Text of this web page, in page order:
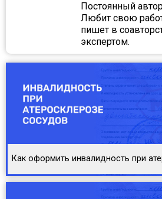
Постоянный
Любит свою
пишет в
экспертом.
Как оформить инвалидность при